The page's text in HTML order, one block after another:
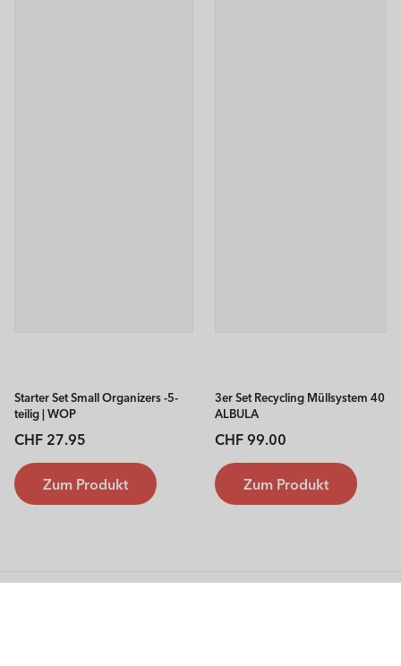
Starter Set Small Organizers -5-
teilig | WOP
Normaler
Preis
CHF 27.95
Zum Produkt
3er Set Recycling Müllsystem 40 l
ALBULA
Normaler
Preis
CHF 99.00
Zum Produkt